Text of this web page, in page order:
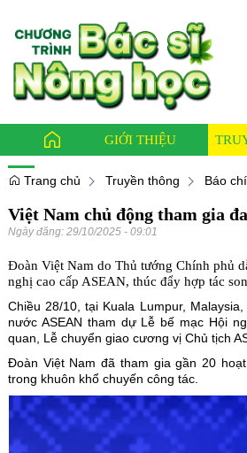
GIỚI THIỆU
Báo
Trang chủ Truyền thông Báo
Việt Nam chủ động tham gia
Ngày đăng: 29/10/2025 - 09:01
Đoàn Việt Nam do Thủ tướng Chính phủ
nghị cao cấp ASEAN, thúc đẩy hợp tác
Chiều 28/10, tại Kuala Lumpur,
nước ASEAN tham dự Lễ bế mạc Hội
quan, Lễ chuyển giao cương vị Chủ tịch
Đoàn Việt Nam đã tham gia gần 20
trong khuôn khổ chuyến công tác.